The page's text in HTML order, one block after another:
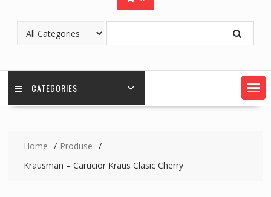
CATEGORIES
Home
Produse
Krausman – Carucior Kraus Clasic Cherry